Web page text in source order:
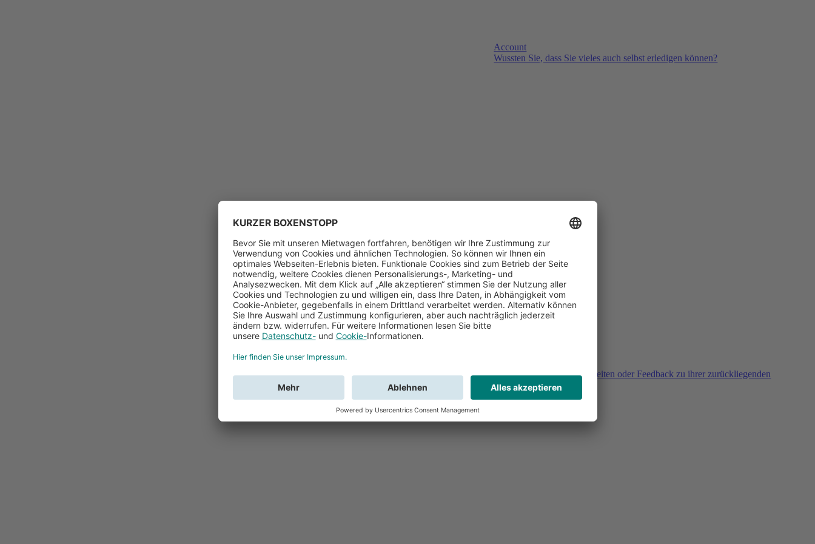
Account
Wussten Sie, dass Sie vieles auch selbst erledigen können?
Sie haben Fragen, Unklarheiten oder Feedback zu ihrer zurückliegenden
Buchung?